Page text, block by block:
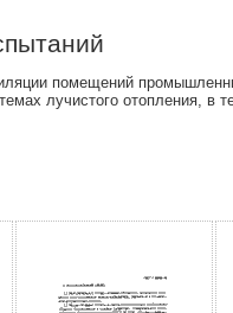
помещений
лучистого отопления, в